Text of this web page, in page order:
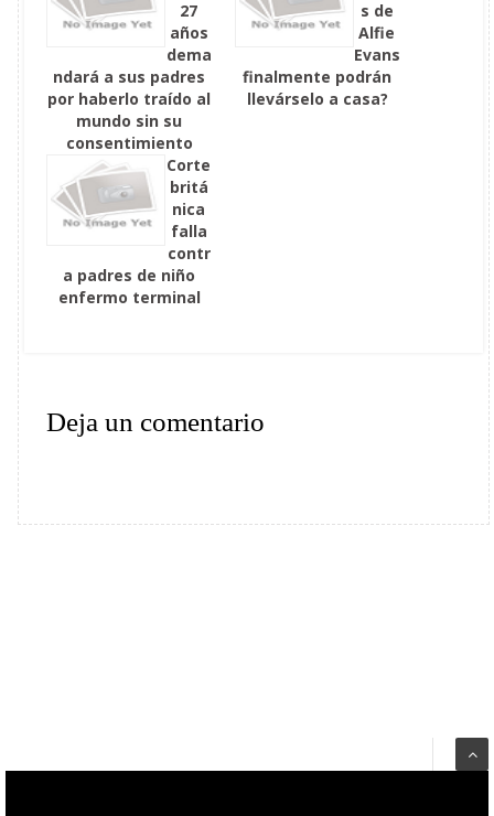
27
años
dema
ndará a sus padres
por haberlo traído al
mundo sin su
consentimiento
s de
Alfie
Evans
finalmente podrán
llevárselo a casa?
Corte
britá
nica
falla
contr
a padres de niño
enfermo terminal
Deja un comentario